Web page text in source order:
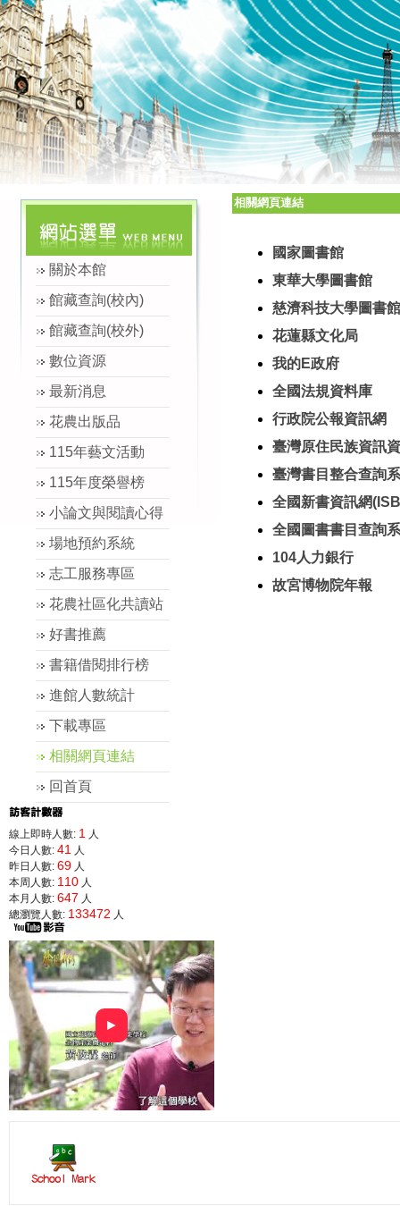
關於本館
館藏查詢(校內)
館藏查詢(校外)
數位資源
最新消息
花農出版品
115年藝文活動
115年度榮譽榜
小論文與閱讀心得
場地預約系統
志工服務專區
花農社區化共讀站
好書推薦
書籍借閱排行榜
進館人數統計
下載專區
相關網頁連結
回首頁
線上即時人數: 1 人
今日人數: 41 人
昨日人數: 69 人
本周人數: 110 人
本月人數: 647 人
總瀏覽人數: 133472 人
►
相關網頁連結
國家圖書館
東華大學圖書館
慈濟科技大學圖書館
花蓮縣文化局
我的E政府
全國法規資料庫
行政院公報資訊網
臺灣原住民族資訊
臺灣書目整合查詢
全國新書資訊網
全國圖書書目查詢
104人力銀行
故宮博物院年報